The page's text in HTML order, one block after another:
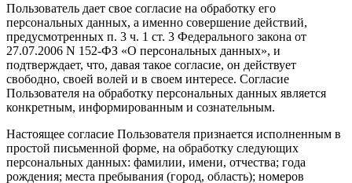
Пользователь дает свое согласие на обработку его
персональных данных, а именно совершение действий,
предусмотренных п. 3 ч. 1 ст. 3 Федерального закона от
27.07.2006 N 152-ФЗ «О персональных данных», и
подтверждает, что, давая такое согласие, он действует
свободно, своей волей и в своем интересе. Согласие
Пользователя на обработку персональных данных является
конкретным, информированным и сознательным.
Настоящее согласие Пользователя признается исполненным в
простой письменной форме, на обработку следующих
персональных данных: фамилии, имени, отчества; года
рождения; места пребывания (город, область); номеров